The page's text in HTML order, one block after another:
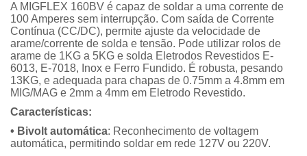
A MIGFLEX 160BV é capaz de soldar a uma corrente de
100 Amperes sem interrupção. Com saída de Corrente
Contínua (CC/DC), permite ajuste da velocidade de
arame/corrente de solda e tensão. Pode utilizar rolos de
arame de 1KG a 5KG e solda Eletrodos Revestidos E-
6013, E-7018, Inox e Ferro Fundido. É robusta, pesando
13KG, e adequada para chapas de 0.75mm a 4.8mm em
MIG/MAG e 2mm a 4mm em Eletrodo Revestido.
Características:
• Bivolt automática: Reconhecimento de voltagem
automática, permitindo soldar em rede 127V ou 220V.